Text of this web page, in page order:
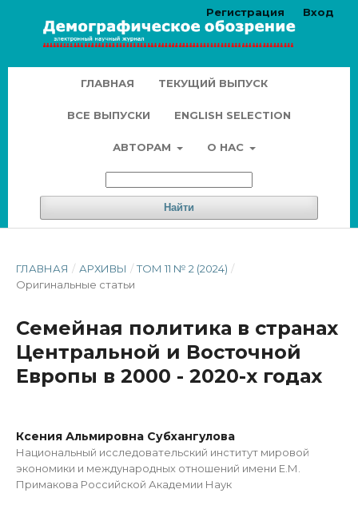
ГЛАВНАЯ ТЕКУЩИЙ ВЫПУСК
ВСЕ ВЫПУСКИ ENGLISH SELECTION
АВТОРАМ О НАС
Найти
Регистрация Вход
ГЛАВНАЯ / АРХИВЫ / ТОМ 11 № 2 (2024) /
Оригинальные статьи
Семейная политика в странах
Центральной и Восточной
Европы в 2000 - 2020-х годах
Ксения Альмировна Субхангулова
Национальный исследовательский институт мировой
экономики и международных отношений имени Е.М.
Примакова Российской Академии Наук